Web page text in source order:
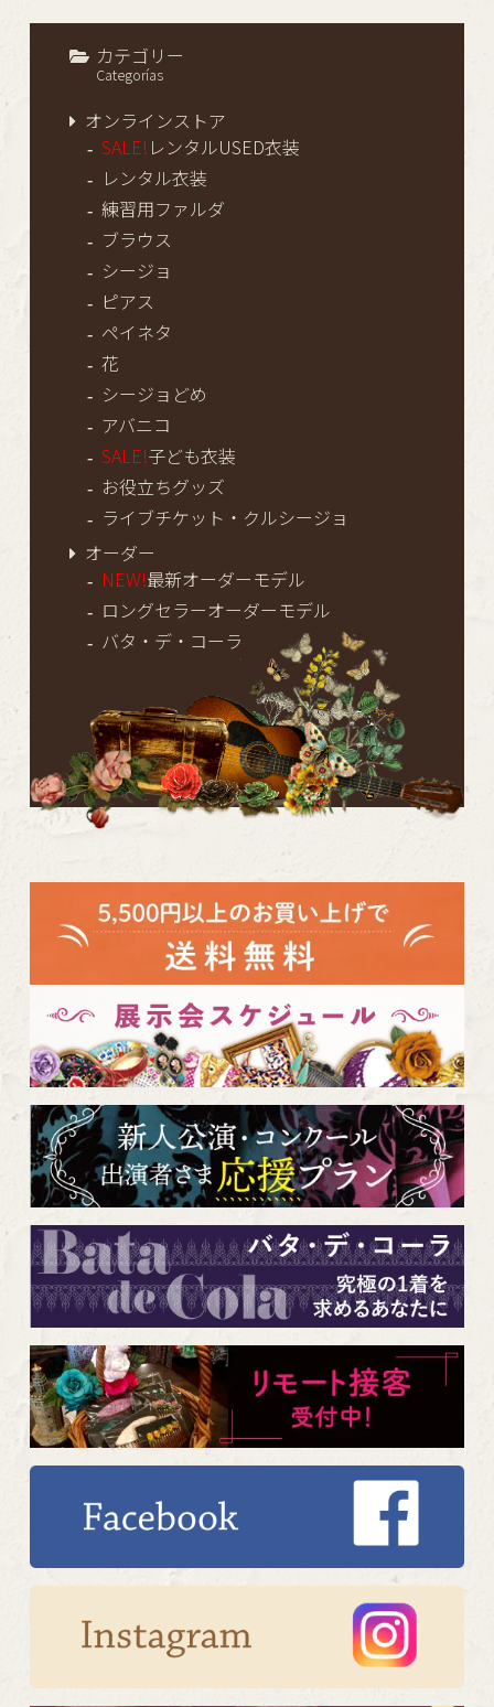
カテゴリー
Categorías
オンラインストア
SALE! レンタルUSED衣装
レンタル衣装
練習用ファルダ
ブラウス
シージョ
ピアス
ペイネタ
花
シージョどめ
アバニコ
SALE!子ども衣装
お役立ちグッズ
ライブチケット・クルシージョ
オーダー
NEW!最新オーダーモデル
ロングセラーオーダーモデル
バタ・デ・コーラ